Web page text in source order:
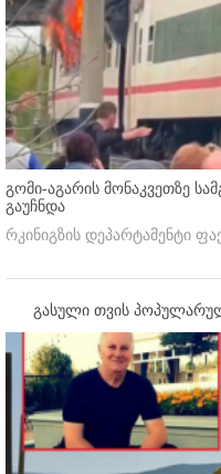
გომი-აგარის მონაკვეთზე
გაუჩნდა
რკინიგზის დეპარტამენტი
გასული თვის